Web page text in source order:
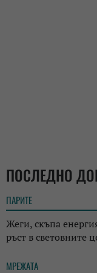
ПОСЛЕДНО
ПАРИТЕ
Жеги, скъпа
ръст в световните
МРЕЖАТА